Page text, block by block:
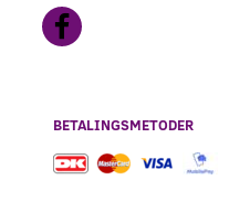
BETALINGSMETODER